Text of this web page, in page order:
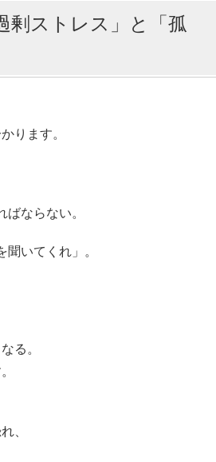
ストレス」と「孤
ります。
ならない。
聞いてくれ」。
る。
、